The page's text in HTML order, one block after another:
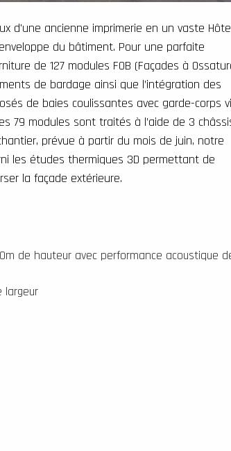
d'une ancienne imprimerie en un vaste
du bâtiment. Pour une parfaite
de 127 modules FOB (Façades à
de bardage ainsi que l’intégration des
de baies coulissantes avec garde-corps
79 modules sont traités à l’aide de 3
prévue à partir du mois de juin, notre
les études thermiques 3D permettant de
la façade extérieure.
de hauteur avec performance acoustique
largeur